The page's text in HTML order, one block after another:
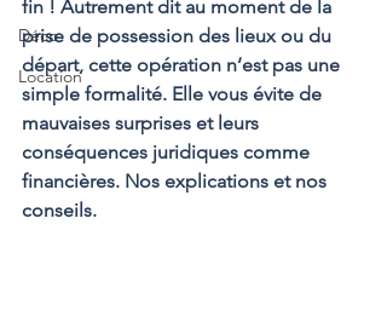
Déco
Location
fin ! Autrement dit au moment de la
prise de possession des lieux ou du
départ, cette opération n’est pas une
simple formalité. Elle vous évite de
mauvaises surprises et leurs
conséquences juridiques comme
financières. Nos explications et nos
conseils.